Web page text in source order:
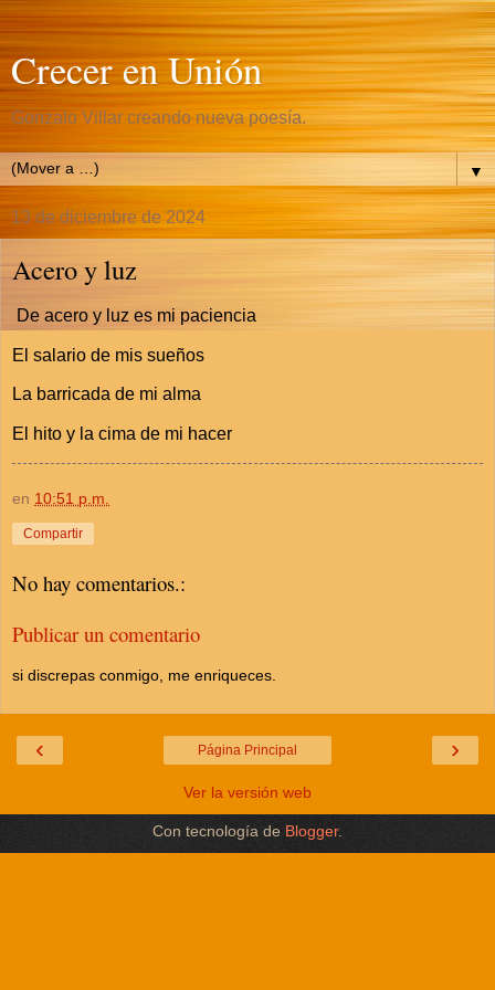
Crecer en Unión
Gonzalo Villar creando nueva poesía.
▼
13 de diciembre de 2024
Acero y luz
De acero y luz es mi paciencia
El salario de mis sueños
La barricada de mi alma
El hito y la cima de mi hacer
en 10:51 p.m.
Compartir
No hay comentarios.:
Publicar un comentario
si discrepas conmigo, me enriqueces.
‹ ›
Página Principal
Ver la versión web
Con tecnología de Blogger.